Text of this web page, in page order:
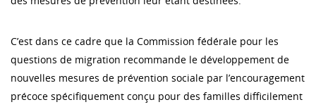
C’est dans ce cadre que la Commission fédérale pour les
questions de migration recommande le développement de
nouvelles mesures de prévention sociale par l’encouragement
précoce spécifiquement conçu pour des familles difficilement